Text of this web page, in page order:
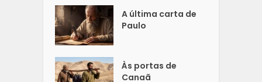
A última carta de
Paulo
Às portas de
Canaã